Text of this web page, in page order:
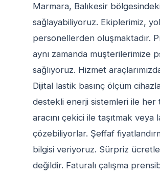
Marmara, Balıkesir
sağlayabiliyoruz. Ekiplerimiz,
personellerden oluşmaktadır.
aynı zamanda müşterilerimize
sağlıyoruz. Hizmet
Dijital lastik basınç ölçüm
destekli enerji sistemleri ile
aracını çekici ile taşıtmak
çözebiliyorlar. Şeffaf
bilgisi veriyoruz. Sürpriz
değildir. Faturalı çalışma